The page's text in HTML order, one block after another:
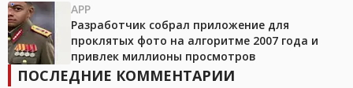
APP
Разработчик собрал приложение для
проклятых фото на алгоритме 2007 года и
привлек миллионы просмотров
ПОСЛЕДНИЕ КОММЕНТАРИИ